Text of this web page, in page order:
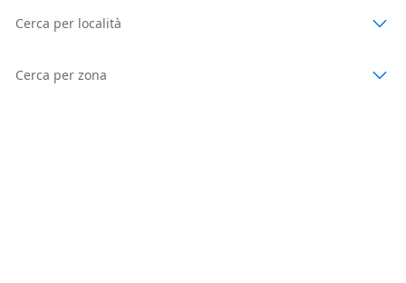
Cerca per località
Cerca per zona